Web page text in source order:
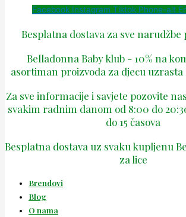
Facebook Instagram Tiktok Phone-alt
Besplatna dostava za sve narudžbe
Belladonna Baby klub - 10% na
asortiman proizvoda za djecu uzrasta
Za sve informacije i savjete pozovite
svakim radnim danom od 8:00 do
do 15 časova
Besplatna dostava uz svaku kupljenu
za lice
Brendovi
Blog
O nama